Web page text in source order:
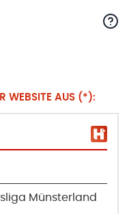
WEBSITE AUS (*):
Münsterland